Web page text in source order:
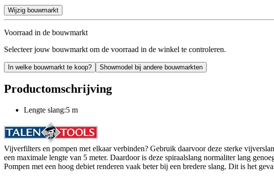
Wijzig bouwmarkt
Voorraad in de bouwmarkt
Selecteer jouw bouwmarkt om de voorraad in de winkel te controleren.
In welke bouwmarkt te koop? Showmodel bij andere bouwmarkten
Productomschrijving
Lengte slang:5 m
Vijverfilters en pompen met elkaar verbinden? Gebruik daarvoor deze sterke
een maximale lengte van 5 meter. Daardoor is deze spiraalslang normaliter lang
Pompen met een hoog debiet renderen vaak beter bij een bredere slang. Dit is het